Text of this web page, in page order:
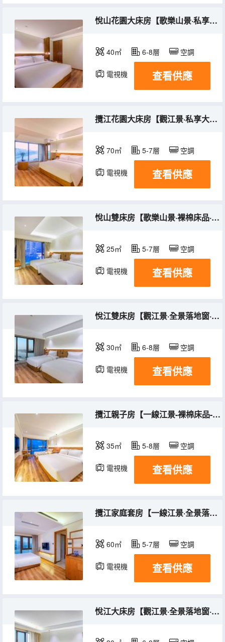
悅山花園大床房【歌樂山景·私享花園·舒達床墊】
40㎡ 6-8層 空調
電視機 冰箱
查看供應
攬江花園大床房【觀江景·私享大花園·全景落地窗】
70㎡ 5-7層 空調
電視機 冰箱
查看供應
悅山雙床房【歌樂山景·裸棉床品·浴袍冰箱】
25㎡ 5-7層 空調
電視機 冰箱
查看供應
悅江雙床房【觀江景·全景落地窗·裸棉床品】
30㎡ 6-8層 空調
電視機 冰箱
查看供應
攬江親子房【一線江景-裸棉床品-舒達床墊-私享空間】
35㎡ 5-8層 空調
電視機 冰箱
查看供應
攬江家庭套房【一線江景·全景落地窗·其樂空間】
60㎡ 5-7層 空調
電視機 冰箱
查看供應
悅江大床房【觀江景·全景落地窗·舒達床墊】